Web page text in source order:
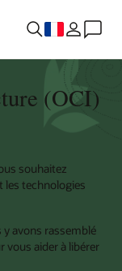
(OCI)
souhaitez
les technologies
avons rassemblé
vous aider à libérer